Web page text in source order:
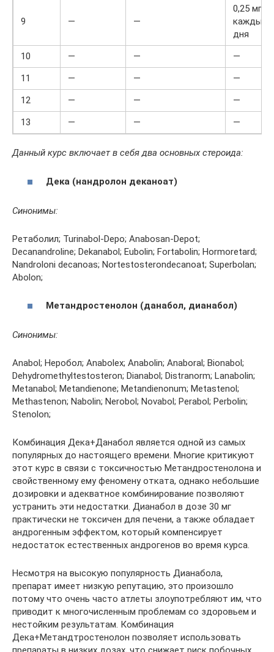
9 — —
0,25 мг
каждые 4
дня
10
— —
—
11
— —
—
12
— —
—
13
— — —
Данный курс включает в себя два основных стероида:
Дека (нандролон деканоат)
Синонимы:
Ретаболил; Turinabol-Depo; Anabosan-Depot;
Decanandroline; Dekanabol; Eubolin; Fortabolin; Hormoretard;
Nandroloni decanoas; Nortestosterondecanoat; Superbolan;
Abolon;
Метандростенолон (данабол, дианабол)
Синонимы:
Anabol; Неробол; Anabolex; Anabolin; Anaboral; Bionabol;
Dehydromethyltestosteron; Dianabol; Distranorm; Lanabolin;
Metanabol; Metandienone; Metandienonum; Metastenol;
Methastenon; Nabolin; Nerobol; Novabol; Perabol; Perbolin;
Stenolon;
Комбинация Дека+Данабол является одной из самых
популярных до настоящего времени. Многие критикуют
этот курс в связи с токсичностью Метандростенолона и
свойственному ему феномену отката, однако небольшие
дозировки и адекватное комбинирование позволяют
устранить эти недостатки. Дианабол в дозе 30 мг
практически не токсичен для печени, а также обладает
андрогенным эффектом, который компенсирует
недостаток естественных андрогенов во время курса.
Несмотря на высокую популярность Дианабола,
препарат имеет низкую репутацию, это произошло
потому что очень часто атлеты злоупотребляют им, что
приводит к многочисленным проблемам со здоровьем и
нестойким результатам. Комбинация
Дека+Метандтростенолон позволяет использовать